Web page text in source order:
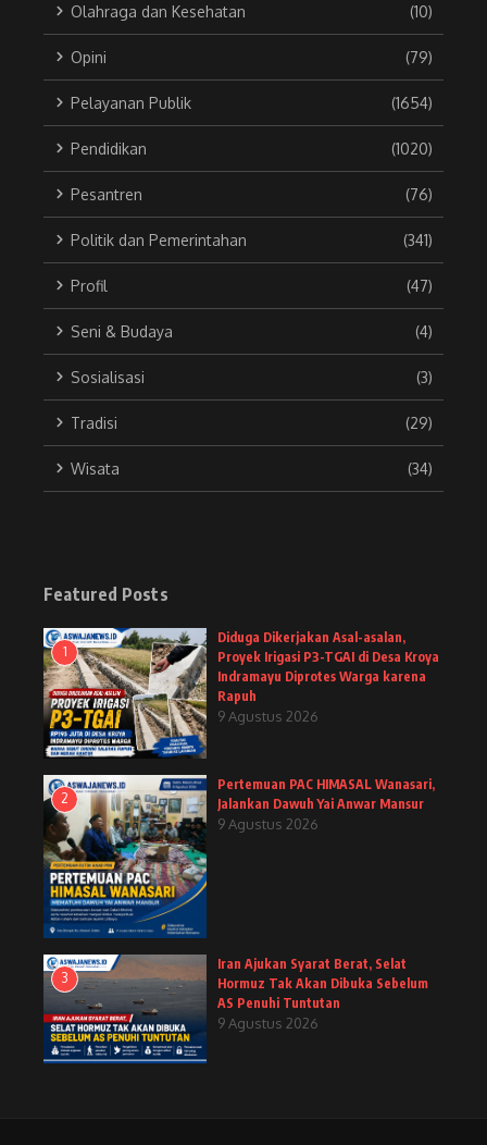
Olahraga dan Kesehatan (10)
Opini (79)
Pelayanan Publik (1654)
Pendidikan (1020)
Pesantren (76)
Politik dan Pemerintahan (341)
Profil (47)
Seni & Budaya (4)
Sosialisasi (3)
Tradisi (29)
Wisata (34)
Featured Posts
1
Diduga Dikerjakan Asal-asalan,
Proyek Irigasi P3-TGAI di Desa Kroya
Indramayu Diprotes Warga karena
Rapuh
9 Agustus 2026
2
Pertemuan PAC HIMASAL Wanasari,
Jalankan Dawuh Yai Anwar Mansur
9 Agustus 2026
3
Iran Ajukan Syarat Berat, Selat
Hormuz Tak Akan Dibuka Sebelum
AS Penuhi Tuntutan
9 Agustus 2026